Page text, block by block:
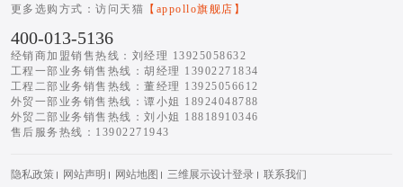
更多选购方式：访问天猫 【appollo旗舰店】
400-013-5136
经销商加盟销售热线：刘经理 13925058632
工程一部业务销售热线：胡经理 13902271834
工程二部业务销售热线：董经理 13925056612
外贸一部业务销售热线：谭小姐 18924048788
外贸二部业务销售热线：刘小姐 18818910346
售后服务热线：13902271943
隐私政策 网站声明 网站地图 三维展示设计登录
联系我们